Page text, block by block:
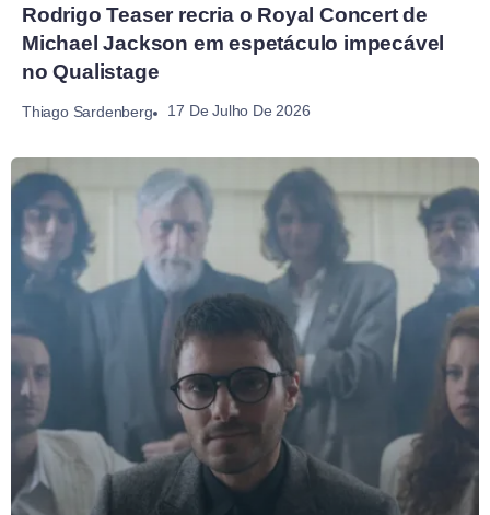
Rodrigo Teaser recria o Royal Concert de
Michael Jackson em espetáculo impecável
no Qualistage
Thiago Sardenberg 17 De Julho De 2026